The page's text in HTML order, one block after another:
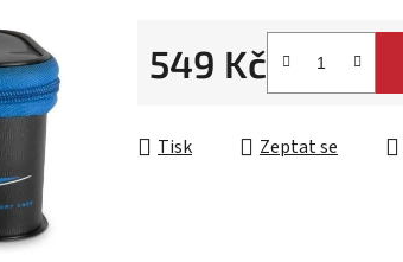
549 Kč
Tisk Zeptat se